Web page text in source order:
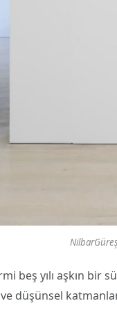
beş yılı aşkın
düşünsel